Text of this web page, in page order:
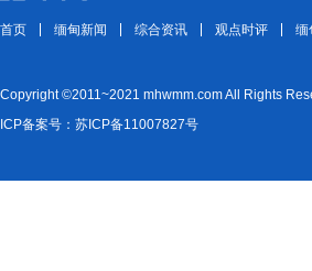
首页 缅甸新闻 综合资讯 观点时评 缅
Copyright ©2011~2021 mhwmm.com All Rights
ICP备案号：苏ICP备11007827号